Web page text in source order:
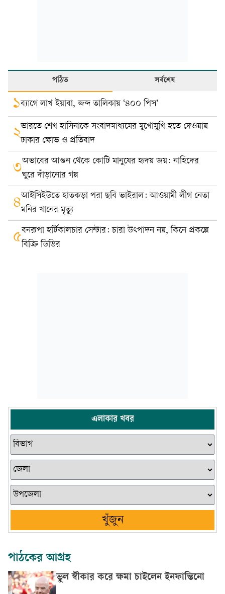
পঠিত সর্বশেষ
১ব্যাগে লাখ ইয়াবা, জব্দ তালিকায় ‘৪০০ পিস’
২ভারতে শেখ হাসিনাকে সংবাদমাধ্যমের মুখোমুখি হতে দেওয়ায়
ঢাকার ক্ষোভ ও প্রতিবাদ
৩অভাবের আগুন থেকে কোটি মানুষের হৃদয় জয়: নাহিদের
ঘুরে দাঁড়ানোর গল্প
৪আইসিইউতে হাতকড়া পরা ছবি ভাইরাল: আওয়ামী লীগ নেতা
মনির খানের মৃত্যু
৫বনরূপা হর্টিকালচার সেন্টার: চারা উৎপাদন নয়, কিনে প্রকল্পে
বিক্রি ডিডির
এলাকার খবর
খুঁজুন
পাঠকের আগ্রহ
ভুল স্বীকার করে ক্ষমা চাইলেন ইনফান্তিনো